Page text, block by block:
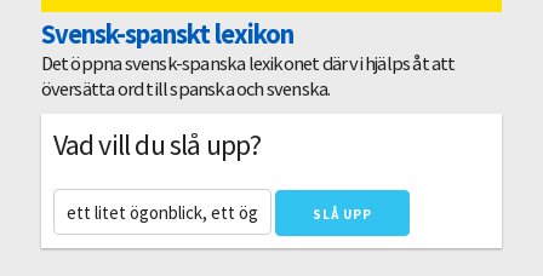
Svensk-spanskt lexikon
Det öppna svensk-spanska lexikonet där vi hjälps åt att
översätta ord till spanska och svenska.
Vad vill du slå upp?